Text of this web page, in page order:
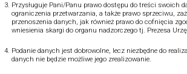
Przysługuje Pani/Panu prawo dostępu do treści swoich
ograniczenia przetwarzania, a także prawo sprzeciwu,
przenoszenia danych, jak również prawo do cofnięcia
wniesienia skargi do organu nadzorczego tj. Prezesa
Podanie danych jest dobrowolne, lecz niezbędne do
danych nie będzie możliwe jego zrealizowanie.